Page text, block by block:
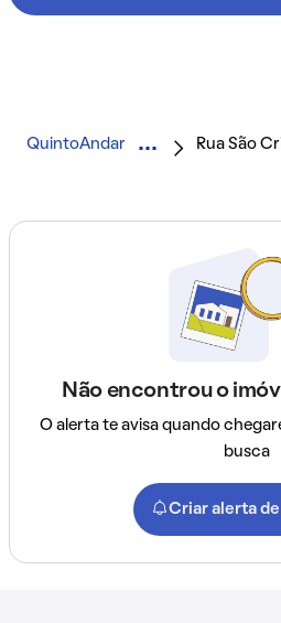
QuintoAndar Rua São
Não encontrou o
O alerta te avisa quando
busca
Criar alerta